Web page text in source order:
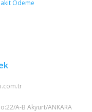
A-B Akyurt/ANKARA